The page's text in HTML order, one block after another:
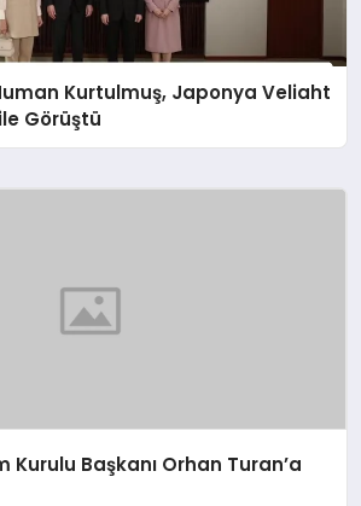
Kurtulmuş, Japonya Veliaht
Görüştü
Kurulu Başkanı Orhan Turan’a